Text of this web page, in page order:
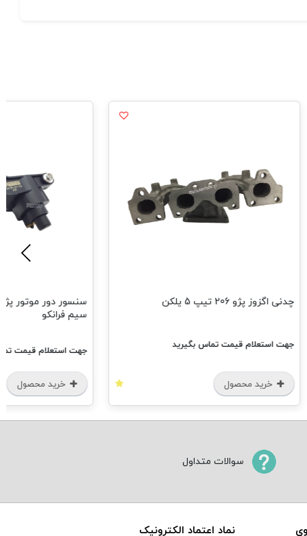
تیپ 5 یلکن
قیمت تماس بگیرید
محصول
جهت استعلام قیمت تماس بگیرید
خرید محصول
سوالات متداول
نماد اعتماد الکترونیک